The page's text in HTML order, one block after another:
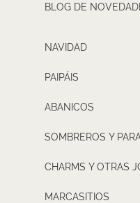
BLOG DE
NAVIDAD
PAIPÁIS
ABANICOS
SOMBREROS Y
CHARMS Y OTRAS
MARCASITIOS